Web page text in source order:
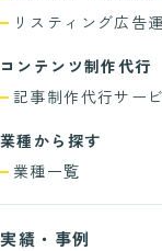
リスティング広告
コンテンツ制作代行
記事制作代行サー
業種から探す
業種一覧
実績・事例